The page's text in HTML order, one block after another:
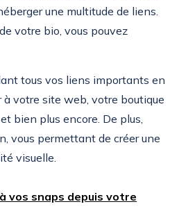
une multitude de liens.
votre bio, vous pouvez
tous vos liens importants en
votre site web, votre boutique
bien plus encore. De plus,
vous permettant de créer une
visuelle.
vos snaps depuis votre